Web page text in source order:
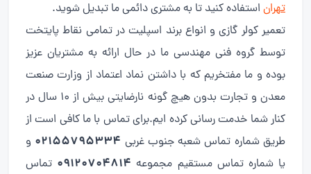
تهران استفاده کنید تا به مشتری دائمی ما تبدیل شوید.
تعمیر کولر گازی و انواع برند اسپلیت در تمامی نقاط پایتخت
توسط گروه فنی مهندسی ما در حال ارائه به مشتریان عزیز
بوده و ما مفتخریم که با داشتن نماد اعتماد از وزارت صنعت
معدن و تجارت بدون هیچ گونه نارضایتی بیش از 10 سال در
کنار شما خدمت رسانی کرده ایم.برای تماس با ما کافی است از
طریق شماره تماس شعبه جنوب غربی 02155795334 و
یا شماره تماس مستقیم مجموعه 09120704814 تماس